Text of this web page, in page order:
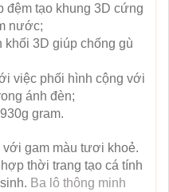
đệm tạo khung 3D cứng
nước;
3D giúp chống gù
việc phối hình cộng với
ánh đèn;
gram.
với gam màu tươi khoẻ.
thời trang tạo cá tính
Ba lô thông minh